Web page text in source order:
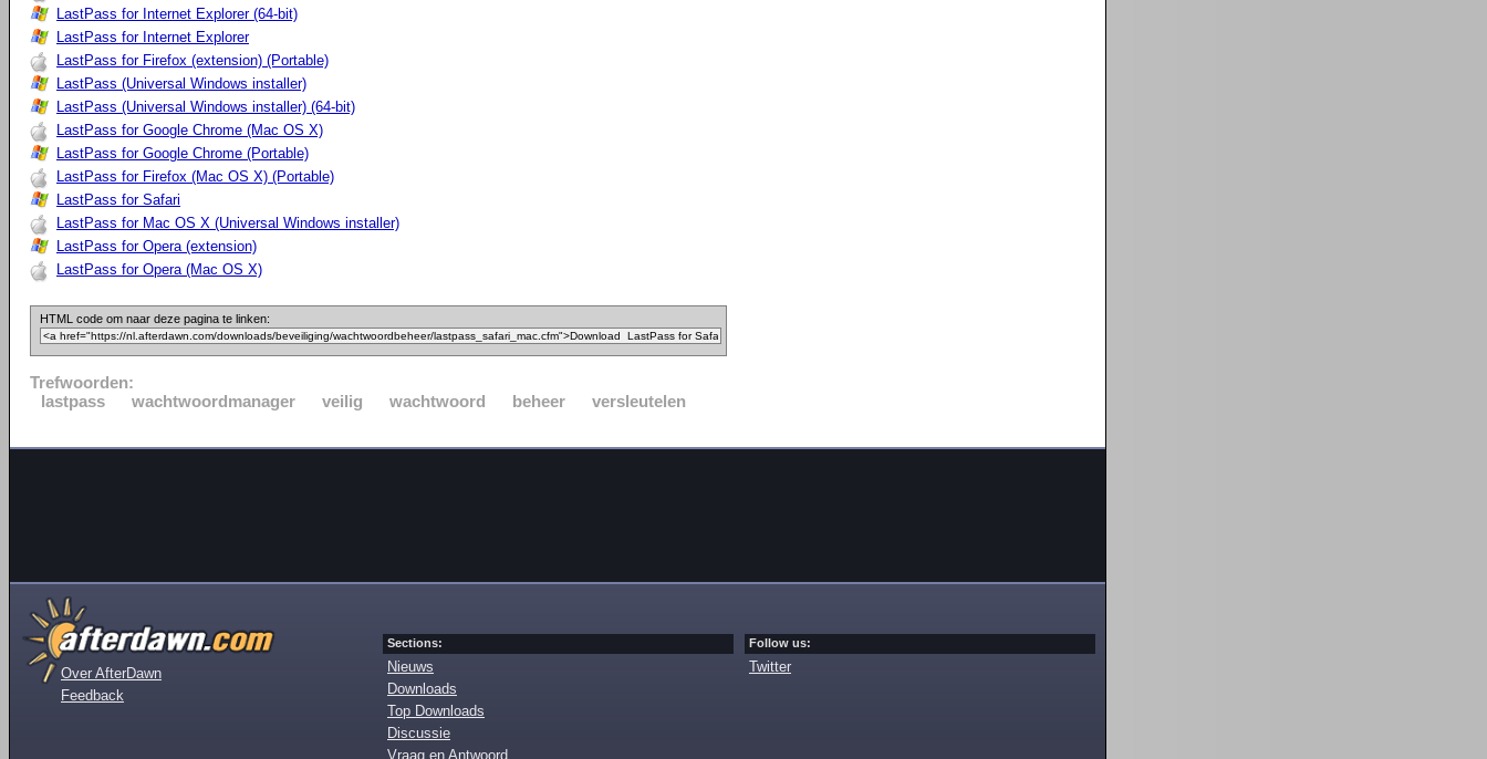
LastPass for Internet Explorer (64-bit)
LastPass for Internet Explorer
LastPass for Firefox (extension) (Portable)
LastPass (Universal Windows installer)
LastPass (Universal Windows installer) (64-bit)
LastPass for Google Chrome (Mac OS X)
LastPass for Google Chrome (Portable)
LastPass for Firefox (Mac OS X) (Portable)
LastPass for Safari
LastPass for Mac OS X (Universal Windows installer)
LastPass for Opera (extension)
LastPass for Opera (Mac OS X)
HTML code om naar deze pagina te linken:
Trefwoorden:
lastpass
wachtwoordmanager veilig wachtwoord beheer versleutelen
Over AfterDawn
Feedback
Sections:
Nieuws
Downloads
Top Downloads
Discussie
Vraag en Antwoord
Follow us:
Twitter